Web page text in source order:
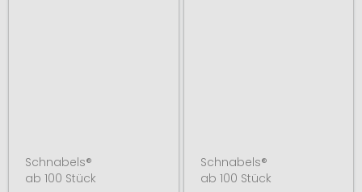
Schnabels®
ab 100 Stück
Schnabels®
ab 100 Stück